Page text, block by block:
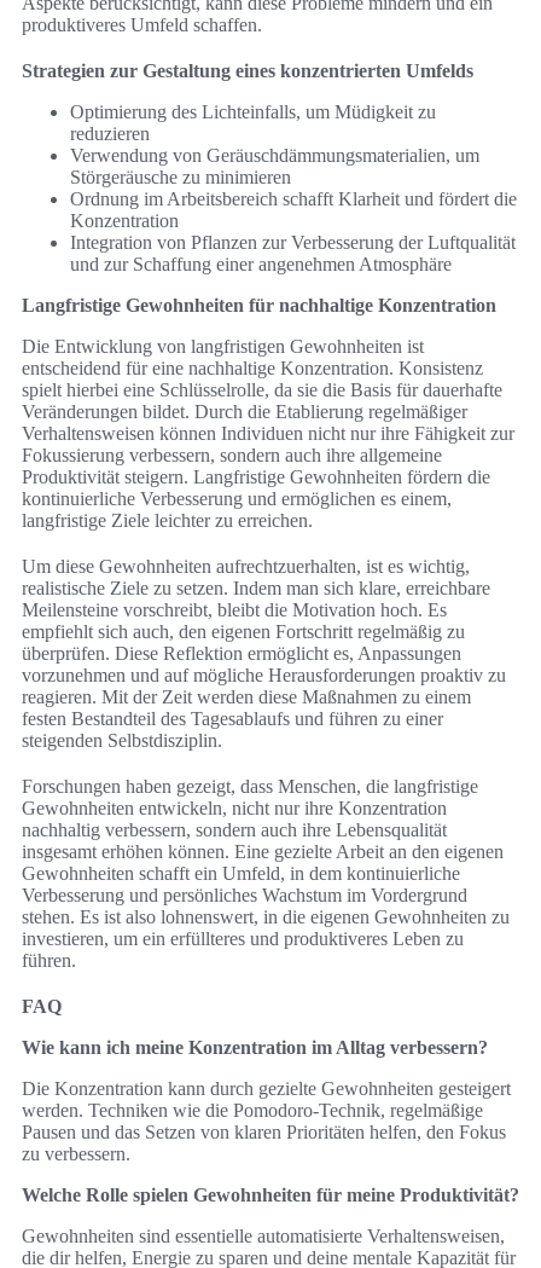
produktiveres Umfeld schaffen.
Strategien zur Gestaltung eines konzentrierten Umfelds
Optimierung des Lichteinfalls, um Müdigkeit zu
reduzieren
Verwendung von Geräuschdämmungsmaterialien, um
Störgeräusche zu minimieren
Ordnung im Arbeitsbereich schafft Klarheit und fördert die
Konzentration
Integration von Pflanzen zur Verbesserung der Luftqualität
und zur Schaffung einer angenehmen Atmosphäre
Langfristige Gewohnheiten für nachhaltige Konzentration
Die Entwicklung von langfristigen Gewohnheiten ist
entscheidend für eine nachhaltige Konzentration. Konsistenz
spielt hierbei eine Schlüsselrolle, da sie die Basis für dauerhafte
Veränderungen bildet. Durch die Etablierung regelmäßiger
Verhaltensweisen können Individuen nicht nur ihre Fähigkeit zur
Fokussierung verbessern, sondern auch ihre allgemeine
Produktivität steigern. Langfristige Gewohnheiten fördern die
kontinuierliche Verbesserung und ermöglichen es einem,
langfristige Ziele leichter zu erreichen.
Um diese Gewohnheiten aufrechtzuerhalten, ist es wichtig,
realistische Ziele zu setzen. Indem man sich klare, erreichbare
Meilensteine vorschreibt, bleibt die Motivation hoch. Es
empfiehlt sich auch, den eigenen Fortschritt regelmäßig zu
überprüfen. Diese Reflektion ermöglicht es, Anpassungen
vorzunehmen und auf mögliche Herausforderungen proaktiv zu
reagieren. Mit der Zeit werden diese Maßnahmen zu einem
festen Bestandteil des Tagesablaufs und führen zu einer
steigenden Selbstdisziplin.
Forschungen haben gezeigt, dass Menschen, die langfristige
Gewohnheiten entwickeln, nicht nur ihre Konzentration
nachhaltig verbessern, sondern auch ihre Lebensqualität
insgesamt erhöhen können. Eine gezielte Arbeit an den eigenen
Gewohnheiten schafft ein Umfeld, in dem kontinuierliche
Verbesserung und persönliches Wachstum im Vordergrund
stehen. Es ist also lohnenswert, in die eigenen Gewohnheiten zu
investieren, um ein erfüllteres und produktiveres Leben zu
führen.
FAQ
Wie kann ich meine Konzentration im Alltag verbessern?
Die Konzentration kann durch gezielte Gewohnheiten gesteigert
werden. Techniken wie die Pomodoro-Technik, regelmäßige
Pausen und das Setzen von klaren Prioritäten helfen, den Fokus
zu verbessern.
Welche Rolle spielen Gewohnheiten für meine Produktivität?
Gewohnheiten sind essentielle automatisierte Verhaltensweisen,
die dir helfen, Energie zu sparen und deine mentale Kapazität für